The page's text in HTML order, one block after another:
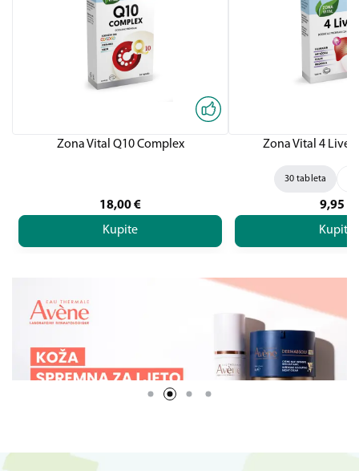
Zona Vital Q10 Complex
18,00€
Kupite
Zona Vital 4
30 tableta
9,95
Kupite